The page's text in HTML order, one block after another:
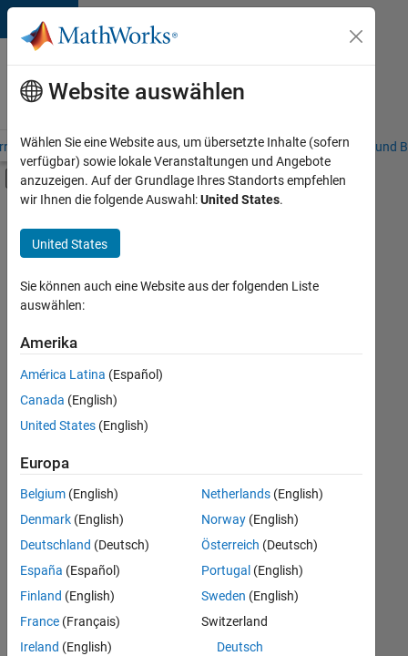
Weiter zum Inhalt
Karriere
bei
MathWorks
– Übersicht Stellensuche Niederlassungen Studierende und
Umschaltung für Off-Canvas-
Hauptinhalt
Commercial Sales
Customer Support
Sales Operations
Marketing Communications
Marketing Services
Finance and Operations
Human Resources
+6
Derzeit
es
keine
offenen
Stellen,
Ihren
Suchkriterien
entsprechen.
können
die
Suchkriterien
weiter
fassen
oder
Website auswählen
Wählen Sie eine Website aus, um übersetzte Inhalte (sofern
verfügbar) sowie lokale Veranstaltungen und Angebote
anzuzeigen. Auf der Grundlage Ihres Standorts empfehlen
wir Ihnen die folgende Auswahl:United States.
United States
Sie können auch eine Website aus der folgenden Liste
auswählen:
Amerika
América Latina (Español)
Canada (English)
United States (English)
Europa
Belgium (English)
Denmark (English)
Deutschland (Deutsch)
España (Español)
Finland (English)
France (Français)
Ireland (English)
Netherlands(English)
Norway(English)
Österreich (Deutsch)
Portugal (English)
Sweden (English)
Switzerland
Deutsch